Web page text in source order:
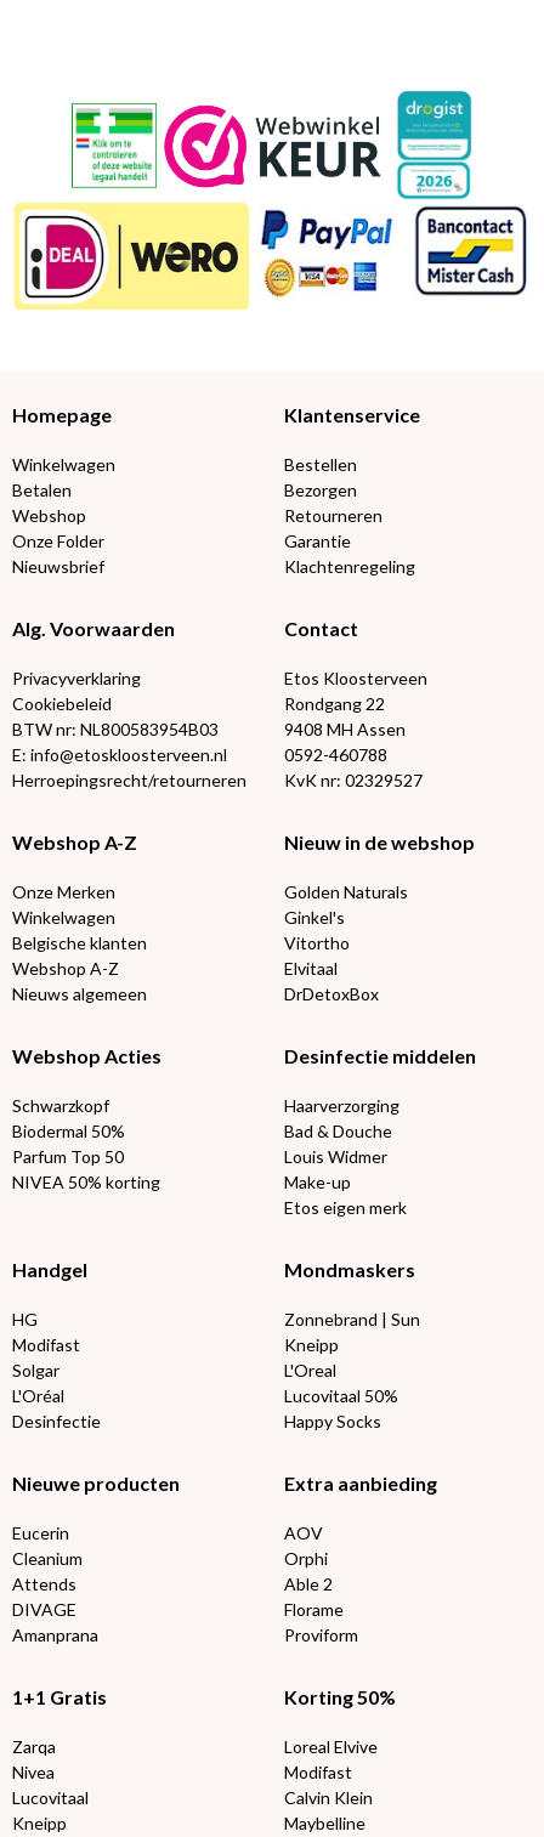
Homepage
Winkelwagen
Betalen
Webshop
Onze Folder
Nieuwsbrief
Klantenservice
Bestellen
Bezorgen
Retourneren
Garantie
Klachtenregeling
Alg. Voorwaarden
Privacyverklaring
Cookiebeleid
BTW nr: NL800583954B03
E: info@etoskloosterveen.nl
Herroepingsrecht/retourneren
Contact
Etos Kloosterveen
Rondgang 22
9408 MH Assen
0592-460788
KvK nr: 02329527
Webshop A-Z
Onze Merken
Winkelwagen
Belgische klanten
Webshop A-Z
Nieuws algemeen
Nieuw in de webshop
Golden Naturals
Ginkel's
Vitortho
Elvitaal
DrDetoxBox
Webshop Acties
Schwarzkopf
Biodermal 50%
Parfum Top 50
NIVEA 50% korting
Desinfectie middelen
Haarverzorging
Bad & Douche
Louis Widmer
Make-up
Etos eigen merk
Handgel
HG
Modifast
Solgar
L'Oréal
Desinfectie
Mondmaskers
Zonnebrand | Sun
Kneipp
L'Oreal
Lucovitaal 50%
Happy Socks
Nieuwe producten
Eucerin
Cleanium
Attends
DIVAGE
Amanprana
Extra aanbieding
AOV
Orphi
Able 2
Florame
Proviform
1+1 Gratis
Zarqa
Nivea
Lucovitaal
Kneipp
Korting 50%
Loreal Elvive
Modifast
Calvin Klein
Maybelline